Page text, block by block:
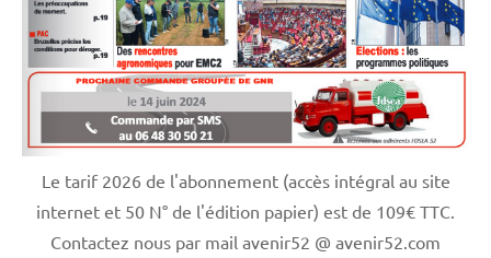
Le tarif 2026 de l'abonnement (accès intégral au site
internet et 50 N° de l'édition papier) est de 109€ TTC.
Contactez nous par mail avenir52 @ avenir52.com